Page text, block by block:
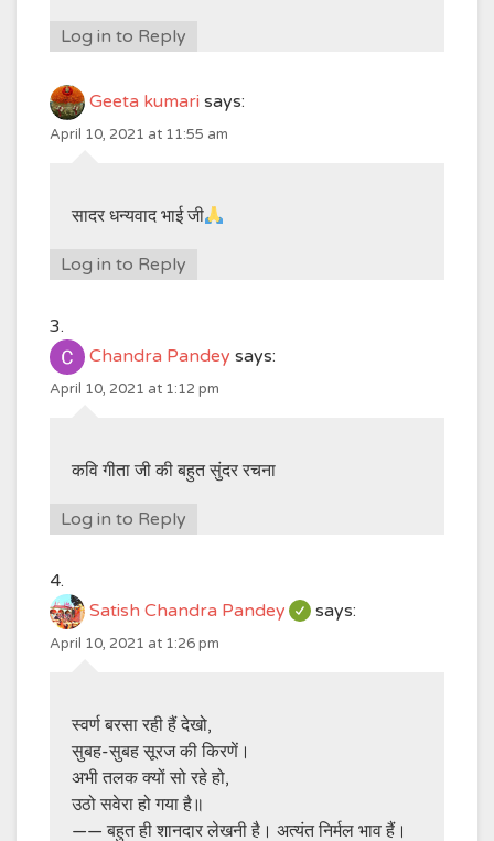
Log in to Reply
Geeta kumari says:
April 10, 2021 at 11:55 am
सादर धन्यवाद भाई जी
Log in to Reply
Chandra Pandey says:
April 10, 2021 at 1:12 pm
कवि गीता जी की बहुत सुंदर रचना
Log in to Reply
Satish Chandra Pandey says:
April 10, 2021 at 1:26 pm
स्वर्ण बरसा रही हैं देखो,
सुबह-सुबह सूरज की किरणें।
अभी तलक क्यों सो रहे हो,
उठो सवेरा हो गया है॥
—— बहुत ही शानदार लेखनी है। अत्यंत निर्मल भाव हैं।